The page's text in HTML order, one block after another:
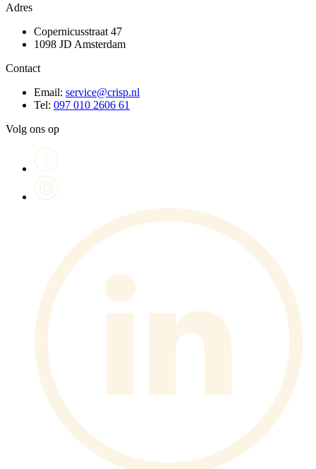
Adres
Copernicusstraat 47
1098 JD Amsterdam
Contact
Email: service@crisp.nl
Tel: 097 010 2606 61
Volg ons op